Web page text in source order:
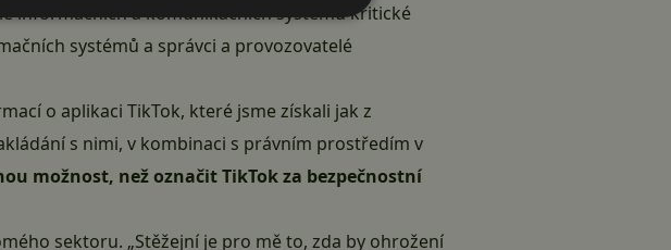
informačních a komunikačních systémů kritické
systémů a správci a provozovatelé
o aplikaci TikTok, které jsme získali jak z
s nimi, v kombinaci s právním prostředím v
možnost, než označit TikTok za bezpečnostní
sektoru. „Stěžejní je pro mě to, zda by ohrožení